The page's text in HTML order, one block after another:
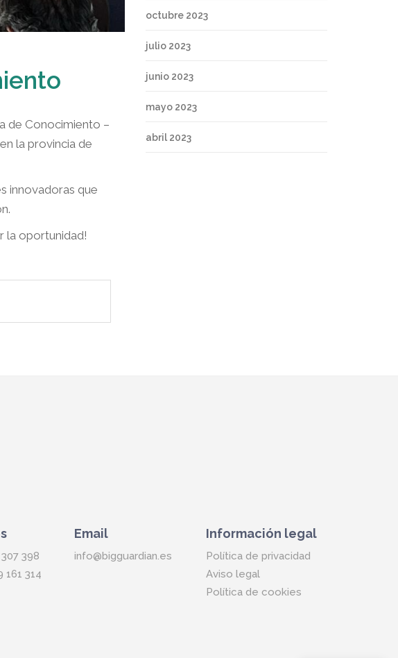
de Conocimiento –
en la provincia de
innovadoras que
la oportunidad!
octubre 2023
julio 2023
junio 2023
mayo 2023
abril 2023
398
161 314
Email
info@bigguardian.es
Información legal
Política de privacidad
Aviso legal
Política de cookies